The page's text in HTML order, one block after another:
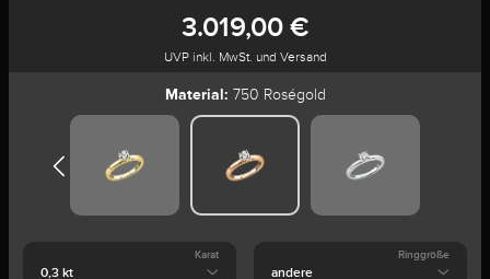
3.019,00 €
UVP inkl. MwSt. und Versand
Material: 750 Roségold
Karat Ringgröße